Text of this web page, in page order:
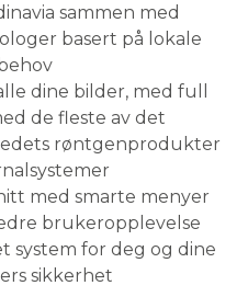
sammen med
basert på lokale
dine bilder, med full
de fleste av det
røntgenprodukter
med smarte menyer
brukeropplevelse
system for deg og dine
sikkerhet